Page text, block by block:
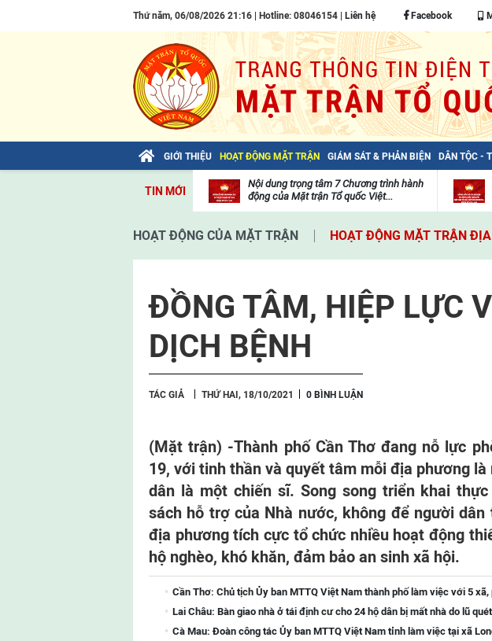
Thứ năm, 06/08/2026 21:16 | Hotline: 08046154 | Liên hệ Facebook
GIỚI THIỆU HOẠT ĐỘNG MẶT TRẬN GIÁM SÁT & PHẢN BIỆN DÂN TỘC -
TIN MỚI
Bài viết của Tổng Bí thư Tô Lâm: TIẾN
viện
Nội dung trọng tâm 7 Chương trình hành
động của Mặt trận Tổ quốc Việt...
viện
HOẠT ĐỘNG CỦA MẶT TRẬN HOẠT ĐỘNG MẶT TRẬN ĐỊA
ÐỒNG TÂM, HIỆP LỰC
DỊCH BỆNH
TÁC GIẢ THỨ HAI, 18/10/2021 0 BÌNH LUẬN
(Mặt trận) -Thành phố Cần Thơ đang nỗ lực
19, với tinh thần và quyết tâm mỗi địa phương
dân là một chiến sĩ. Song song triển khai
sách hỗ trợ của Nhà nước, không để người
địa phương tích cực tổ chức nhiều hoạt động
hộ nghèo, khó khăn, đảm bảo an sinh xã hội.
Cần Thơ: Chủ tịch Ủy ban MTTQ Việt Nam thành phố làm việc với 5
Lai Châu: Bàn giao nhà ở tái định cư cho 24 hộ dân bị mất nhà do lũ
Cà Mau: Đoàn công tác Ủy ban MTTQ Việt Nam tỉnh làm việc tại xã